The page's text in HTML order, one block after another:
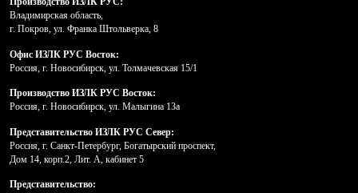
Владимирская область,
г. Покров, ул. Франка Штольверка, 8
Офис ИЗЛК РУС Восток:
Россия, г. Новосибирск, ул. Толмачевская 15/1
Производство ИЗЛК РУС Восток:
Россия, г. Новосибирск, ул. Малыгина 13а
Представительство ИЗЛК РУС Север:
Россия, г. Санкт-Петербург, Богатырский проспект,
Дом 14, корп.2, Лит. А, кабинет 5
Представительство: